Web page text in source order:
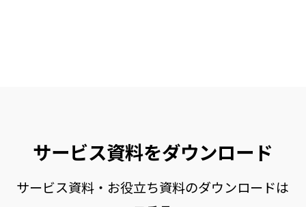
サービス資料をダウンロード
サービス資料・お役立ち資料のダウンロードは